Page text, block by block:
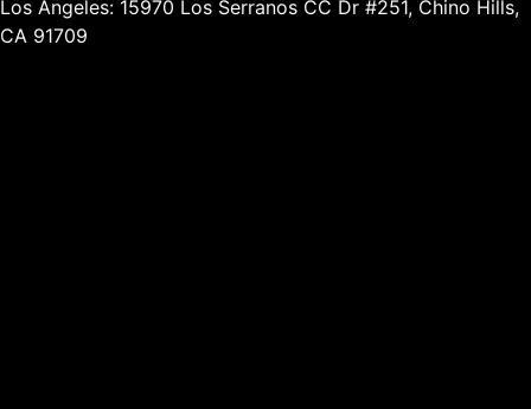
Los Angeles: 15970 Los Serranos CC Dr #251, Chino Hills,
CA 91709